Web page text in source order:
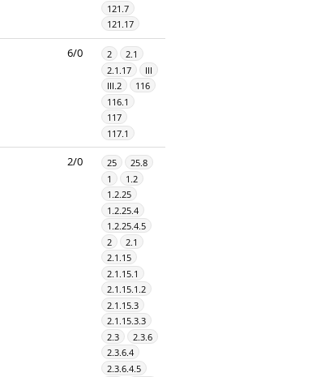
121.7
121.17
6/0 2
2.1
2.1.17
III
III.2
116
116.1
117
117.1
2/0 25
25.8
1
1.2
1.2.25
1.2.25.4
1.2.25.4.5
2
2.1
2.1.15
2.1.15.1
2.1.15.1.2
2.1.15.3
2.1.15.3.3
2.3
2.3.6
2.3.6.4
2.3.6.4.5